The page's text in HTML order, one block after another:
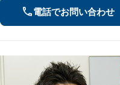
電話でお問い合わせ